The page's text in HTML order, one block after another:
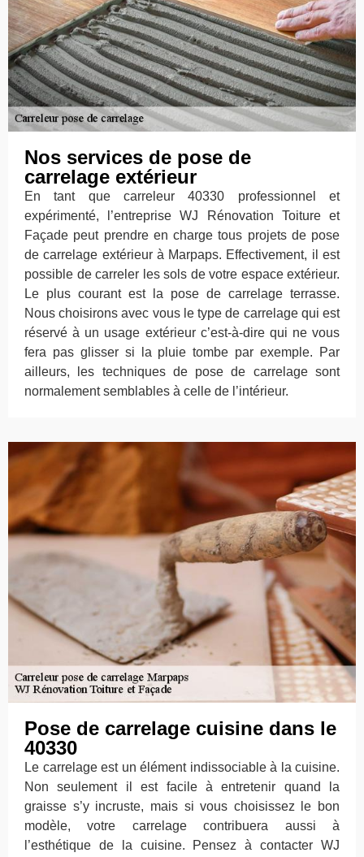
Nos services de pose de
carrelage extérieur
En tant que carreleur 40330 professionnel et
expérimenté, l’entreprise WJ Rénovation Toiture et
Façade peut prendre en charge tous projets de pose
de carrelage extérieur à Marpaps. Effectivement, il est
possible de carreler les sols de votre espace extérieur.
Le plus courant est la pose de carrelage terrasse.
Nous choisirons avec vous le type de carrelage qui est
réservé à un usage extérieur c’est-à-dire qui ne vous
fera pas glisser si la pluie tombe par exemple. Par
ailleurs, les techniques de pose de carrelage sont
normalement semblables à celle de l’intérieur.
Pose de carrelage cuisine dans le
40330
Le carrelage est un élément indissociable à la cuisine.
Non seulement il est facile à entretenir quand la
graisse s’y incruste, mais si vous choisissez le bon
modèle, votre carrelage contribuera aussi à
l’esthétique de la cuisine. Pensez à contacter WJ